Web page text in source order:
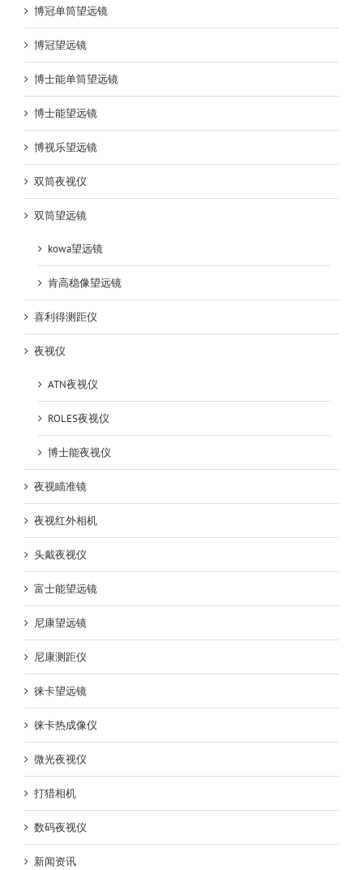
博冠单筒望远镜
博冠望远镜
博士能单筒望远镜
博士能望远镜
博视乐望远镜
双筒夜视仪
双筒望远镜
kowa望远镜
肯高稳像望远镜
喜利得测距仪
夜视仪
ATN夜视仪
ROLES夜视仪
博士能夜视仪
夜视瞄准镜
夜视红外相机
头戴夜视仪
富士能望远镜
尼康望远镜
尼康测距仪
徕卡望远镜
徕卡热成像仪
微光夜视仪
打猎相机
数码夜视仪
新闻资讯